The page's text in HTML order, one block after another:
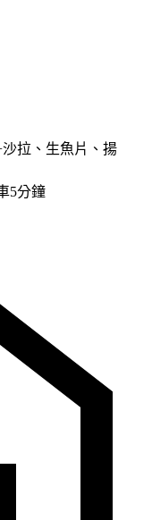
沙拉、生魚片、揚
5分鐘